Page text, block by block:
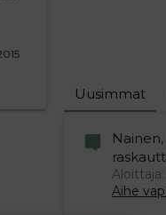
Uusimmat
Aihe